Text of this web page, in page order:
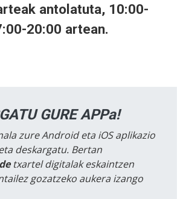
antolatuta, 10:00-
20:00 artean.
GURE APPa!
zure Android eta iOS aplikazio
deskargatu. Bertan
txartel digitalak eskaintzen
gozatzeko aukera izango